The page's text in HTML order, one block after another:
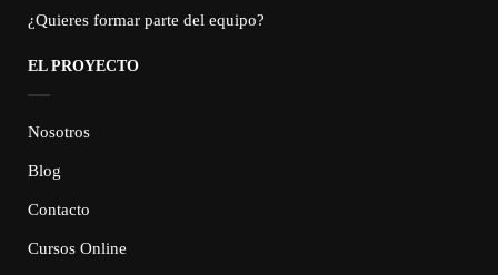
¿Quieres formar parte del equipo?
EL PROYECTO
Nosotros
Blog
Contacto
Cursos Online